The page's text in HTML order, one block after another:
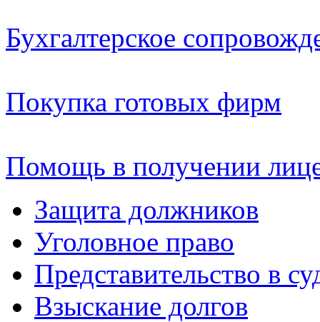
Бухгалтерское
Покупка готовых фирм
Помощь в получении
Защита должников
Уголовное право
Представительство в
Взыскание долгов